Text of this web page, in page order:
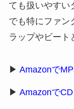
ても扱いやすい
でも特にファン
ラップやビート
▶ Amazonで
▶ Amazonで